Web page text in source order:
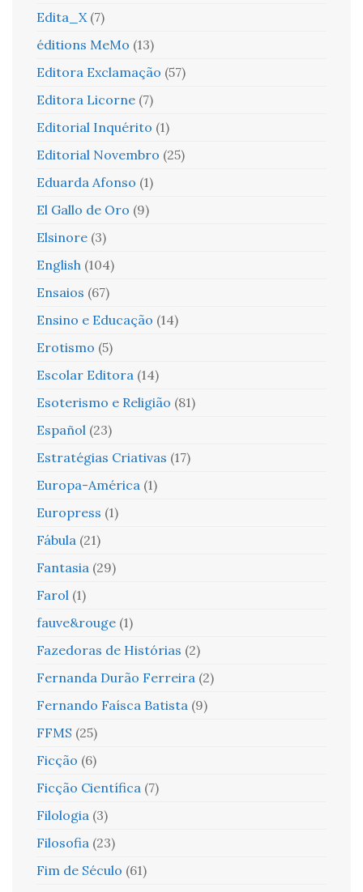
Edita_X (7)
éditions MeMo (13)
Editora Exclamação (57)
Editora Licorne (7)
Editorial Inquérito (1)
Editorial Novembro (25)
Eduarda Afonso (1)
El Gallo de Oro (9)
Elsinore (3)
English (104)
Ensaios (67)
Ensino e Educação (14)
Erotismo (5)
Escolar Editora (14)
Esoterismo e Religião (81)
Español (23)
Estratégias Criativas (17)
Europa-América (1)
Europress (1)
Fábula (21)
Fantasia (29)
Farol (1)
fauve&rouge (1)
Fazedoras de Histórias (2)
Fernanda Durão Ferreira (2)
Fernando Faísca Batista (9)
FFMS (25)
Ficção (6)
Ficção Científica (7)
Filologia (3)
Filosofia (23)
Fim de Século (61)